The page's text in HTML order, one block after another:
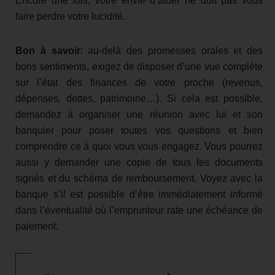
faire perdre votre lucidité.
Bon à savoir: au-delà des promesses orales et des
bons sentiments, exigez de disposer d’une vue complète
sur l’état des finances de votre proche (revenus,
dépenses, dettes, patrimoine…). Si cela est possible,
demandez à organiser une réunion avec lui et son
banquier pour poser toutes vos questions et bien
comprendre ce à quoi vous vous engagez. Vous pourrez
aussi y demander une copie de tous les documents
signés et du schéma de remboursement. Voyez avec la
banque s’il est possible d’être immédiatement informé
dans l’éventualité où l’emprunteur rate une échéance de
paiement.